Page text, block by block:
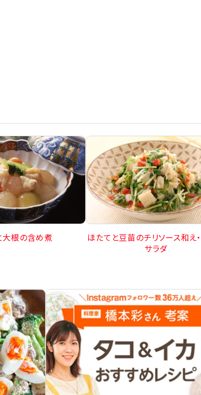
大根の含め煮
ほたてと豆苗のチリソース和え
サラダ